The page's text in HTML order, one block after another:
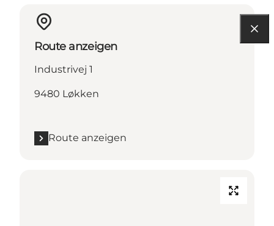
Route anzeigen
Industrivej 1
9480 Løkken
Route anzeigen